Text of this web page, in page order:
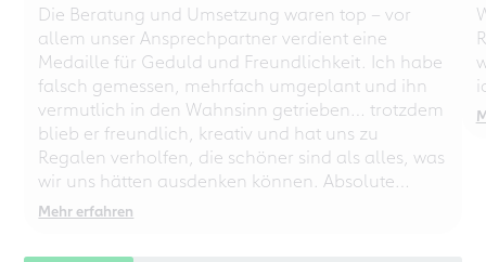
Die Beratung und Umsetzung waren top – vor
allem unser Ansprechpartner verdient eine
Medaille für Geduld und Freundlichkeit. Ich habe
falsch gemessen, mehrfach umgeplant und ihn
vermutlich in den Wahnsinn getrieben… trotzdem
blieb er freundlich, kreativ und hat uns zu
Regalen verholfen, die schöner sind als alles, was
wir uns hätten ausdenken können. Absolute
Empfehlung – auch für chaotische
Mehr erfahren